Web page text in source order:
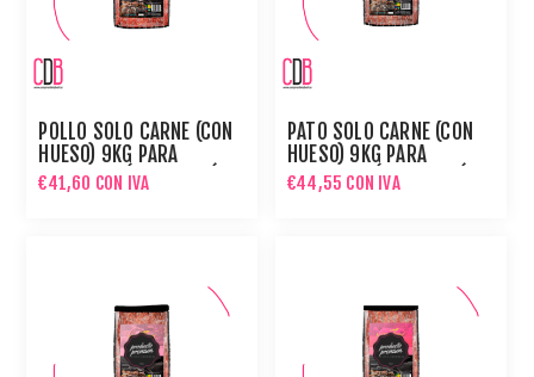
POLLO SOLO CARNE (CON
HUESO) 9KG PARA
PREPARACIÓN DE MENÚ
BARF
€41,60 CON IVA
PATO SOLO CARNE (CON
HUESO) 9KG PARA
PREPARACIÓN DE MENÚ
BARF
€44,55 CON IVA